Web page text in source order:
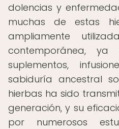
dolencias y
muchas de estas
ampliamente
contemporánea,
suplementos,
sabiduría ancestral
hierbas ha sido
generación, y su
por numerosos